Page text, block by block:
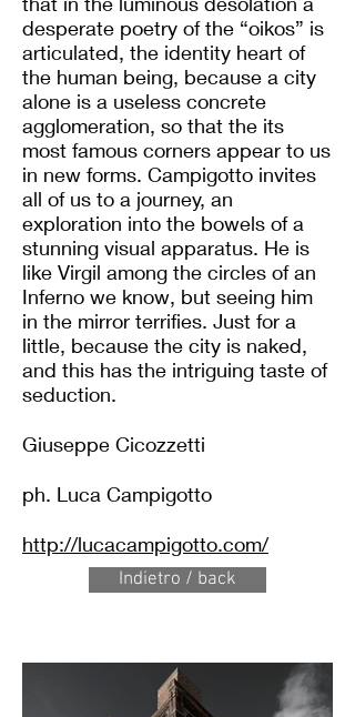
desperate poetry of the “oikos” is
articulated, the identity heart of
the human being, because a city
alone is a useless concrete
agglomeration, so that the its
most famous corners appear to us
in new forms. Campigotto invites
all of us to a journey, an
exploration into the bowels of a
stunning visual apparatus. He is
like Virgil among the circles of an
Inferno we know, but seeing him
in the mirror terrifies. Just for a
little, because the city is naked,
and this has the intriguing taste of
seduction.
Giuseppe Cicozzetti
ph. Luca Campigotto
http://lucacampigotto.com/
Indietro / back